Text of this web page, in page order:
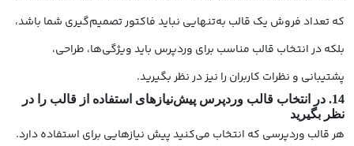
که تعداد فروش یک قالب به‌تنهایی نباید فاکتور تصمیم‌گیری شما باشد،
بلکه در انتخاب قالب مناسب برای وردپرس باید ویژگی‌ها، طراحی،
پشتیبانی و نظرات کاربران را نیز در نظر بگیرید.
14. در انتخاب قالب وردپرس پیش‌نیازهای استفاده از قالب را در
نظر بگیرید
هر قالب وردپرسی که انتخاب می‌کنید پیش نیازهایی برای استفاده دارد.